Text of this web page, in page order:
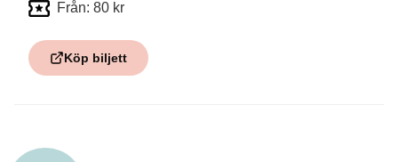
Från: 80 kr
Köp biljett